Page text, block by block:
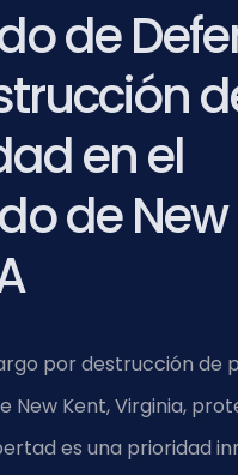
de
en el
de New
por destrucción de
New Kent, Virginia,
es una prioridad